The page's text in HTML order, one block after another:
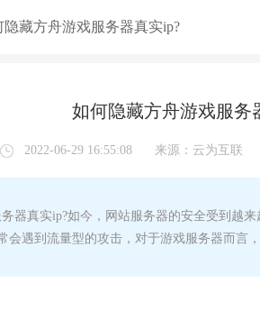
隐藏方舟游戏服务器真实ip?
如何隐藏方舟游戏服务
2022-06-29 16:55:08 来源： 云为互联
真实ip?如今，网站服务器的安全受到越来
会遇到流量型的攻击，对于游戏服务器而言